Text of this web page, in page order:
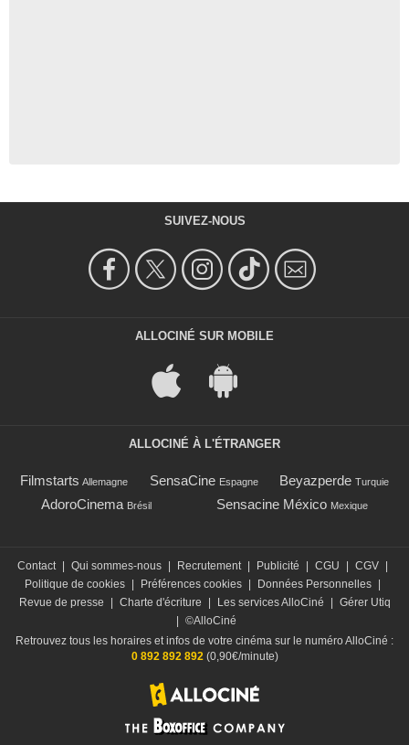
SUIVEZ-NOUS
ALLOCINÉ SUR MOBILE
ALLOCINÉ À L'ÉTRANGER
Filmstarts Allemagne SensaCine Espagne Beyazperde Turquie
AdoroCinema Brésil Sensacine México Mexique
Contact | Qui sommes-nous | Recrutement | Publicité | CGU | CGV |
Politique de cookies | Préférences cookies | Données Personnelles |
Revue de presse
| Charte d'écriture | Les services AlloCiné | Gérer Utiq
| ©AlloCiné
Retrouvez tous les horaires et infos de votre cinéma sur le numéro AlloCiné :
0 892 892 892 (0,90€/minute)